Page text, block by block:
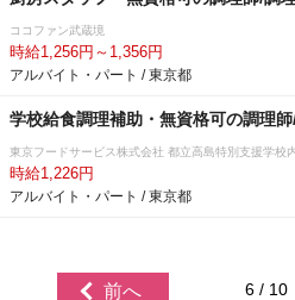
ココファン武蔵境
時給1,256円～1,356円
アルバイト・パート / 東京都
学校給食調理補助・無資格可の調理
東京フードサービス株式会社 都立高島特別支援学校
時給1,226円
アルバイト・パート / 東京都
前へ 6 / 10